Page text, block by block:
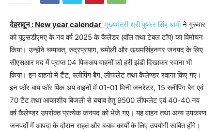
देहरादून : New year calendarमुख्यमंत्री श्री पुष्कर सिंह धामीने गुरुवार
को यूएसडीएमए के नव वर्ष 2025 के कैलेंडर (वॉल तथा टेबल टॉप) का विमोचन
किया। उन्होंने चम्पावत, रुद्रप्रयाग, चमोली और ऊधमसिंहनगर जनपद के लिए
सीएसआर मद में प्राप्त 04 पिकअप वाहनों को हरी झंडी दिखाकर रवाना भी
किया। इन वाहनों में टैंट, स्लीपिंग बैग, लीफलेट तथा कैलेण्डर रवाना किए गए।
इन फॉर बाय फॉर पिक अप वाहनों में 01-01 मिनी जनरेटर, 15 स्लीपिंग बैग एवं
70 टैंट तथा आकाशीय बिजली से बचाव हेतु 9500 लीफलेट एवं 40-40 नव
वर्ष कैलेण्डर उपरोक्त प्रत्येक जनपद को भेजे गए। यह वाहन तथा अन्य उपकरण
जनपदों में आपदा के दौरान राहत और बचाव कार्यों के लिए उपयोगी साबित होंगे।